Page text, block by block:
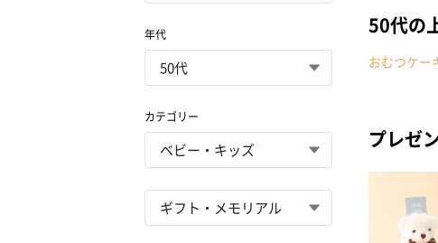
年代
カテゴリー
50代の
おむつケー
プレゼ